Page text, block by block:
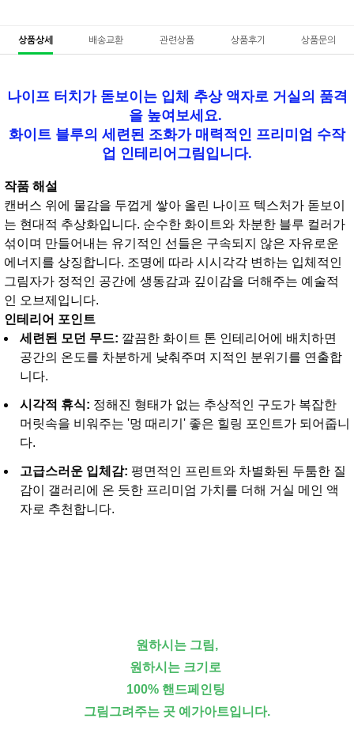
상품상세 배송교환 관련상품 상품후기 상품문의
나이프 터치가 돋보이는 입체 추상 액자로 거실의 품격
을 높여보세요.
화이트 블루의 세련된 조화가 매력적인 프리미엄 수작
업 인테리어그림입니다.
작품 해설
캔버스 위에 물감을 두껍게 쌓아 올린 나이프 텍스처가 돋보이
는 현대적 추상화입니다. 순수한 화이트와 차분한 블루 컬러가
섞이며 만들어내는 유기적인 선들은 구속되지 않은 자유로운
에너지를 상징합니다. 조명에 따라 시시각각 변하는 입체적인
그림자가 정적인 공간에 생동감과 깊이감을 더해주는 예술적
인 오브제입니다.
인테리어 포인트
세련된 모던 무드: 깔끔한 화이트 톤 인테리어에 배치하면
공간의 온도를 차분하게 낮춰주며 지적인 분위기를 연출합
니다.
시각적 휴식: 정해진 형태가 없는 추상적인 구도가 복잡한
머릿속을 비워주는 '멍 때리기' 좋은 힐링 포인트가 되어줍니
다.
고급스러운 입체감: 평면적인 프린트와 차별화된 두툼한 질
감이 갤러리에 온 듯한 프리미엄 가치를 더해 거실 메인 액
자로 추천합니다.
원하시는 그림,
원하시는 크기로
100% 핸드페인팅
그림그려주는 곳 예가아트입니다.